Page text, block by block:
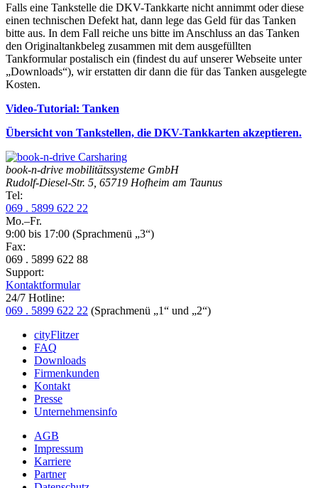
Falls eine Tankstelle die DKV-Tankkarte nicht annimmt oder diese
einen technischen Defekt hat, dann lege das Geld für das Tanken
bitte aus. In dem Fall reiche uns bitte im Anschluss an das Tanken
den Originaltankbeleg zusammen mit dem ausgefüllten
Tankformular postalisch ein (findest du auf unserer Webseite unter
„Downloads“), wir erstatten dir dann die für das Tanken ausgelegte
Kosten.
Video-Tutorial: Tanken
Übersicht von Tankstellen, die DKV-Tankkarten akzeptieren.
book-n-drive mobilitätssysteme GmbH
Rudolf-Diesel-Str. 5, 65719 Hofheim am Taunus
Tel:
069 . 5899 622 22
Mo.–Fr.
9:00 bis 17:00 (Sprachmenü „3“)
Fax:
069 . 5899 622 88
Support:
Kontaktformular
24/7 Hotline:
069 . 5899 622 22 (Sprachmenü „1“ und „2“)
cityFlitzer
FAQ
Downloads
Firmenkunden
Kontakt
Presse
Unternehmensinfo
AGB
Impressum
Karriere
Partner